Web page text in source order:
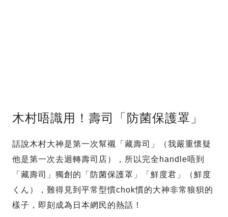
木村唔識用！壽司「防菌保護罩」
話說木村大神是第一次幫襯「藏壽司」（我嚴重懷疑
他是第一次去迴轉壽司店），所以完全handle唔到
「藏壽司」獨創的「防菌保護罩」「鮮度君」（鮮度
くん），難得見到平常型慣chok慣的大神非常狼狽的
樣子，即刻成為日本網民的熱話！